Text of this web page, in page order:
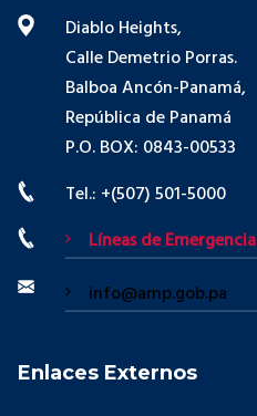
Diablo Heights,
Calle Demetrio Porras.
Balboa Ancón-Panamá,
República de Panamá
P.O. BOX: 0843-00533
Tel.: +(507) 501-5000
Líneas de Emergencia
info@amp.gob.pa
Enlaces Externos